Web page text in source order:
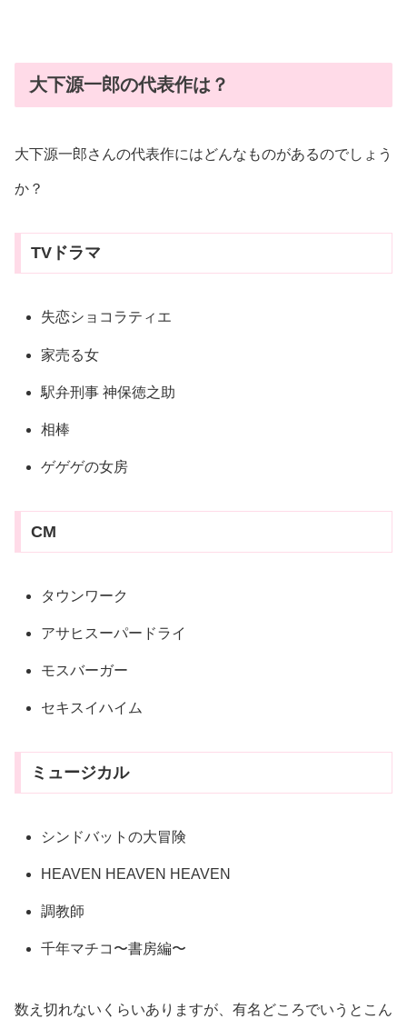
大下源一郎の代表作は？
大下源一郎さんの代表作にはどんなものがあるのでしょう
か？
TVドラマ
失恋ショコラティエ
家売る女
駅弁刑事 神保徳之助
相棒
ゲゲゲの女房
CM
タウンワーク
アサヒスーパードライ
モスバーガー
セキスイハイム
ミュージカル
シンドバットの大冒険
HEAVEN HEAVEN HEAVEN
調教師
千年マチコ〜書房編〜
数え切れないくらいありますが、有名どころでいうとこん